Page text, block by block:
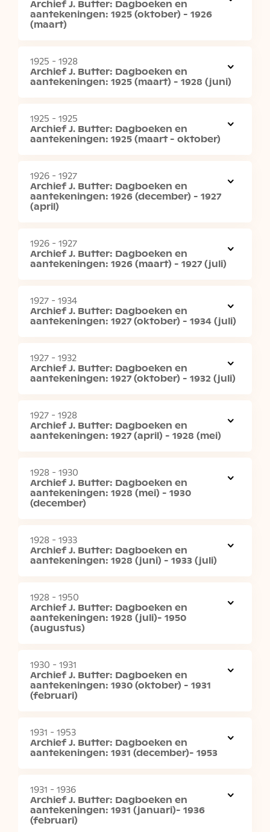
Archief J. Butter: Dagboeken en
aantekeningen: 1925 (oktober) - 1926
(maart)
1925 - 1928
Archief J. Butter: Dagboeken en
aantekeningen: 1925 (maart) - 1928 (juni)
1925 - 1925
Archief J. Butter: Dagboeken en
aantekeningen: 1925 (maart - oktober)
1926 - 1927
Archief J. Butter: Dagboeken en
aantekeningen: 1926 (december) - 1927
(april)
1926 - 1927
Archief J. Butter: Dagboeken en
aantekeningen: 1926 (maart) - 1927 (juli)
1927 - 1934
Archief J. Butter: Dagboeken en
aantekeningen: 1927 (oktober) - 1934 (juli)
1927 - 1932
Archief J. Butter: Dagboeken en
aantekeningen: 1927 (oktober) - 1932 (juli)
1927 - 1928
Archief J. Butter: Dagboeken en
aantekeningen: 1927 (april) - 1928 (mei)
1928 - 1930
Archief J. Butter: Dagboeken en
aantekeningen: 1928 (mei) - 1930
(december)
1928 - 1933
Archief J. Butter: Dagboeken en
aantekeningen: 1928 (juni) - 1933 (juli)
1928 - 1950
Archief J. Butter: Dagboeken en
aantekeningen: 1928 (juli)- 1950
(augustus)
1930 - 1931
Archief J. Butter: Dagboeken en
aantekeningen: 1930 (oktober) - 1931
(februari)
1931 - 1953
Archief J. Butter: Dagboeken en
aantekeningen: 1931 (december)- 1953
1931 - 1936
Archief J. Butter: Dagboeken en
aantekeningen: 1931 (januari)- 1936
(februari)